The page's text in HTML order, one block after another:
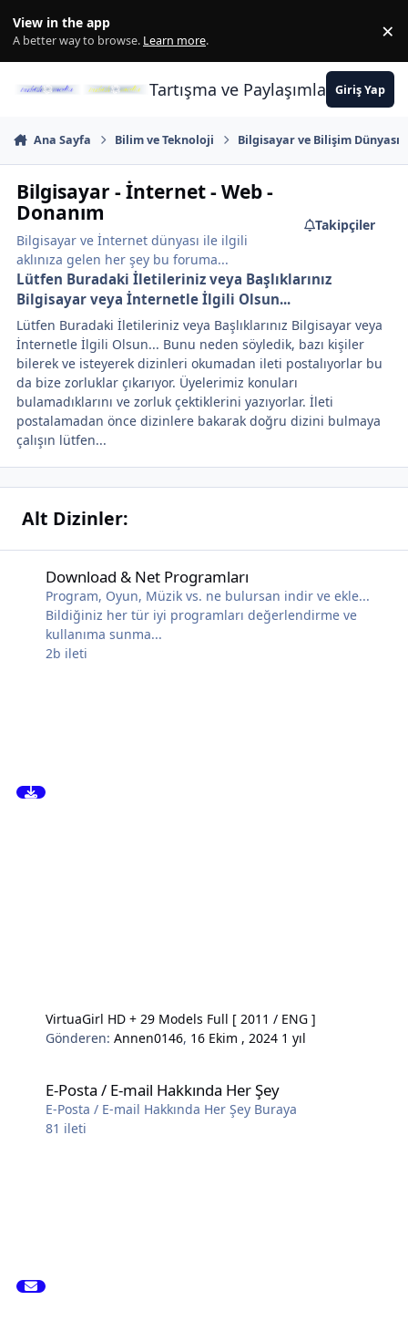
View in the app
A better way to browse. Learn more. ×
Tartışma ve PaylaşımlarınGiriş Yap
Ana Sayfa Bilim ve Teknoloji Bilgisayar ve Bilişim Dünyası
Bilgisayar - İnternet - Web -
Donanım
Bilgisayar ve İnternet dünyası ile ilgili
aklınıza gelen her şey bu foruma...
Takipçiler
Lütfen Buradaki İletileriniz veya Başlıklarınız
Bilgisayar veya İnternetle İlgili Olsun...
Lütfen Buradaki İletileriniz veya Başlıklarınız Bilgisayar veya
İnternetle İlgili Olsun... Bunu neden söyledik, bazı kişiler
bilerek ve isteyerek dizinleri okumadan ileti postalıyorlar bu
da bize zorluklar çıkarıyor. Üyelerimiz konuları
bulamadıklarını ve zorluk çektiklerini yazıyorlar. İleti
postalamadan önce dizinlere bakarak doğru dizini bulmaya
çalışın lütfen...
Alt Dizinler:
Download & Net Programları
Program, Oyun, Müzik vs. ne bulursan indir ve ekle...
Bildiğiniz her tür iyi programları değerlendirme ve
kullanıma sunma...
2b ileti
VirtuaGirl HD + 29 Models Full [ 2011 / ENG ]
Gönderen:Annen0146, 16 Ekim , 2024 1 yıl
E-Posta / E-mail Hakkında Her Şey
E-Posta / E-mail Hakkında Her Şey Buraya
81 ileti